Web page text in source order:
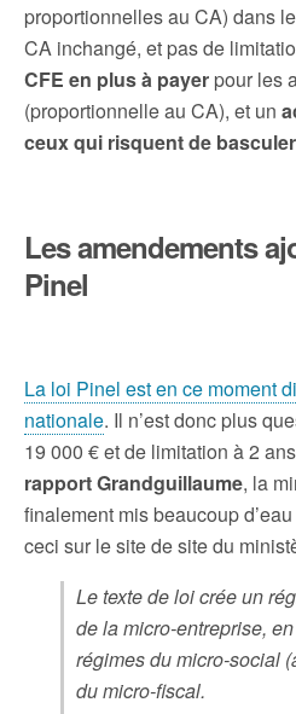
proportionnelles au CA) dans
CA inchangé, et pas de
CFE en plus à payer pour les
(proportionnelle au CA), et un
ceux qui risquent de
Les amendements
Pinel
La loi Pinel est en ce moment
nationale. Il n’est donc plus
19 000 € et de limitation à 2
rapport Grandguillaume, la
finalement mis beaucoup
ceci sur le site de site du
Le texte de loi crée un
de la micro-entreprise,
régimes du micro-social
du micro-fiscal.